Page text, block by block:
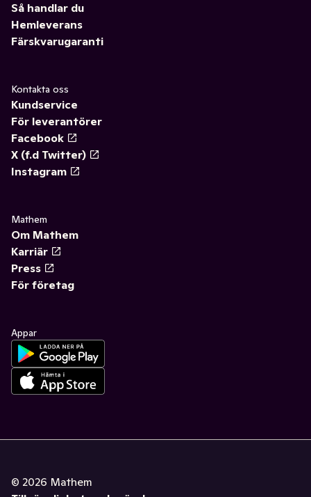
Så handlar du
Hemleverans
Färskvarugaranti
Kontakta oss
Kundservice
För leverantörer
Facebook
X (f.d Twitter)
Instagram
Mathem
Om Mathem
Karriär
Press
För företag
Appar
© 2026 Mathem